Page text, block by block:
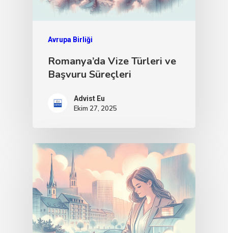
Avrupa Birliği
Romanya’da Vize Türleri ve
Başvuru Süreçleri
Advist Eu
Ekim 27, 2025